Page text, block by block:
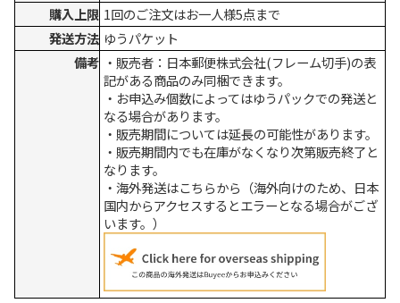
購入上限 1回のご注文はお一人様5点まで
発送方法 ゆうパケット
備考 ・販売者：日本郵便株式会社(フレーム切手)の表
記がある商品のみ同梱できます。
・お申込み個数によってはゆうパックでの発送と
なる場合があります。
・販売期間については延長の可能性があります。
・販売期間内でも在庫がなくなり次第販売終了と
なります。
・海外発送はこちらから（海外向けのため、日本
国内からアクセスするとエラーとなる場合がござ
います。）